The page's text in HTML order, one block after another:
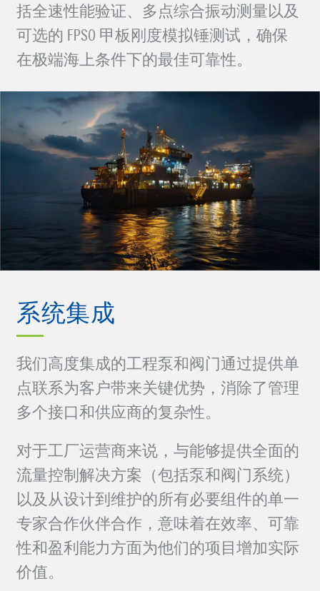
括全速性能验证、多点综合振动测量以及
可选的 FPSO 甲板刚度模拟锤测试，确保
在极端海上条件下的最佳可靠性。
系统集成
我们高度集成的工程泵和阀门通过提供单
点联系为客户带来关键优势，消除了管理
多个接口和供应商的复杂性。
对于工厂运营商来说，与能够提供全面的
流量控制解决方案（包括泵和阀门系统）
以及从设计到维护的所有必要组件的单一
专家合作伙伴合作，意味着在效率、可靠
性和盈利能力方面为他们的项目增加实际
价值。